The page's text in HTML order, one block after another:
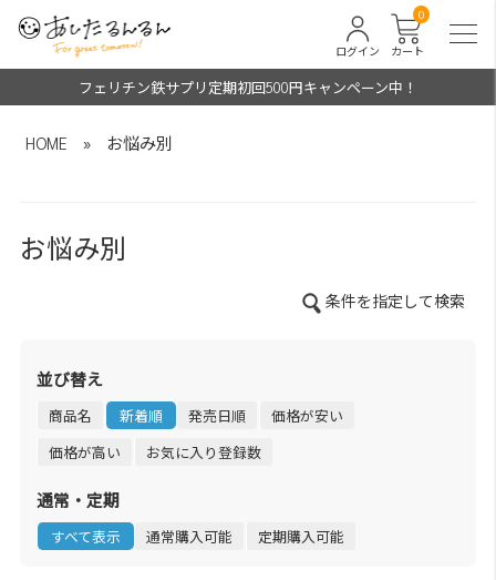
カート
0
ログイン
フェリチン鉄サプリ定期初回500円キャンペーン中！
HOME » お悩み別
お悩み別
条件を指定して検索
並び替え
商品名 新着順 発売日順
価格が安い
価格が高い
お気に入り登録数
通常・定期
すべて表示 通常購入可能 定期購入可能